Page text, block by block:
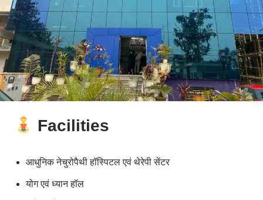
Facilities
आधुनिक नेचुरोपैथी हॉस्पिटल एवं थेरेपी सेंटर
योग एवं ध्यान हॉल